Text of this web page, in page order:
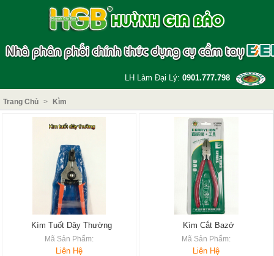
LH Làm Đại Lý: 0901.777.798
Trang Chủ > Kìm
Kìm Tuốt Dây Thường
Mã Sản Phẩm:
Liên Hệ
Kìm Cắt Bazớ
Mã Sản Phẩm:
Liên Hệ